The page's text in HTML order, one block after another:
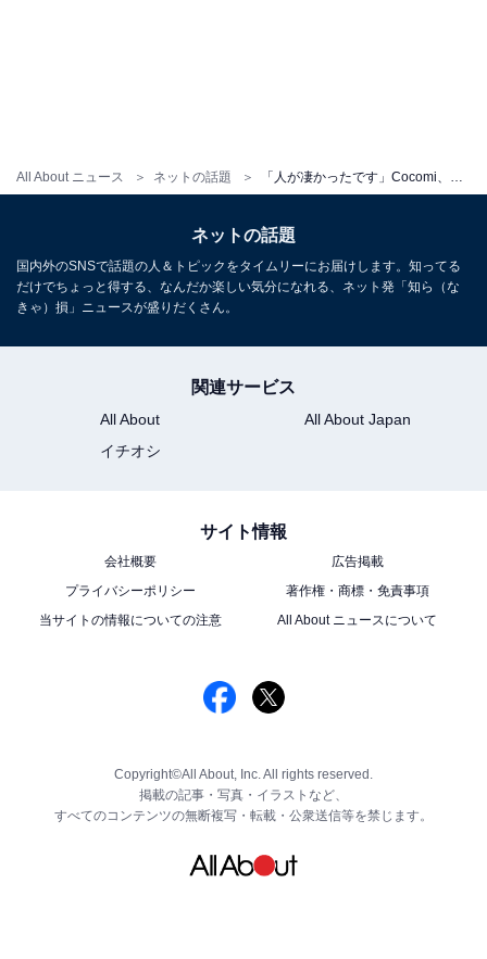
All About ニュース ネットの話題
ネットの話題
国内外のSNSで話題の人＆トピックをタイムリーにお届けします。知ってる
だけでちょっと得する、なんだか楽しい気分になれる、ネット発「知ら（な
きゃ）損」ニュースが盛りだくさん。
関連サービス
All About
All About Japan
イチオシ
サイト情報
会社概要
広告掲載
プライバシーポリシー
著作権・商標・免責事項
当サイトの情報についての注意
All About ニュースについて
Copyright©All About, Inc. All rights reserved.
掲載の記事・写真・イラストなど、
すべてのコンテンツの無断複写・転載・公衆送信等を禁じます。